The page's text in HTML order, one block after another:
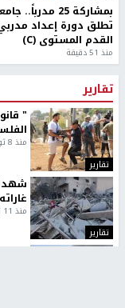
بمشاركة 25
تطلق دورة إعداد
القدم المستوى (C)
منذ 51 دقيقة
تقارير
تقارير
"
منذ 8 ثواني
تقارير
منذ 11 ثانية